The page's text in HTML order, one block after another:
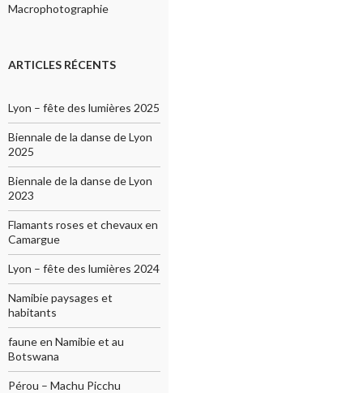
Macrophotographie
ARTICLES RÉCENTS
Lyon – fête des lumières 2025
Biennale de la danse de Lyon
2025
Biennale de la danse de Lyon
2023
Flamants roses et chevaux en
Camargue
Lyon – fête des lumières 2024
Namibie paysages et
habitants
faune en Namibie et au
Botswana
Pérou – Machu Picchu